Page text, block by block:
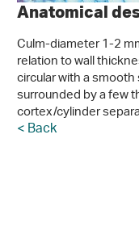
Anatomical
Culm-diameter 1-2
relation to wall
circular with a
surrounded by a few
cortex/cylinder
< Back